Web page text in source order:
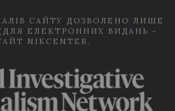
САЙТУ ДОЗВОЛЕНО ЛИШЕ
ЕЛЕКТРОННИХ ВИДАНЬ -
NIKCENTER.